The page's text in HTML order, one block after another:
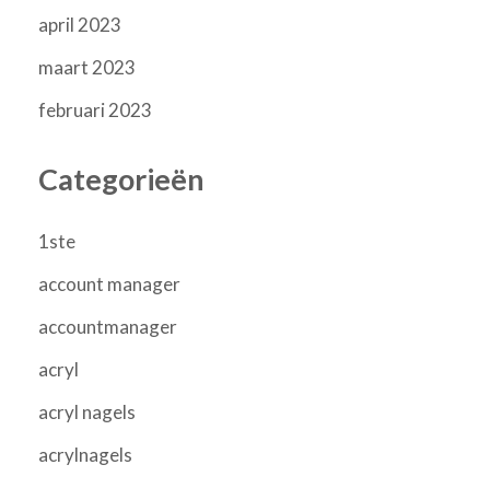
april 2023
maart 2023
februari 2023
Categorieën
1ste
account manager
accountmanager
acryl
acryl nagels
acrylnagels